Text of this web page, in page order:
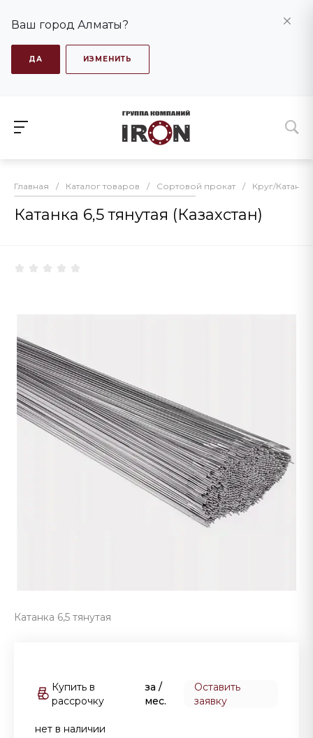
Ваш город Алматы?
ДА ИЗМЕНИТЬ
Главная / Каталог товаров / Сортовой прокат / Круг/Катанка
Катанка 6,5 тянутая (Казахстан)
Катанка 6,5 тянутая
Купить в
рассрочку
за/
мес.
Оставить
заявку
нет в наличии